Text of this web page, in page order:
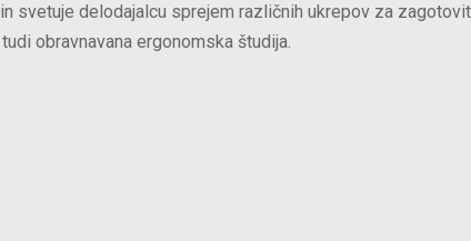
svetuje delodajalcu sprejem različnih ukrepov za
obravnavana ergonomska študija.